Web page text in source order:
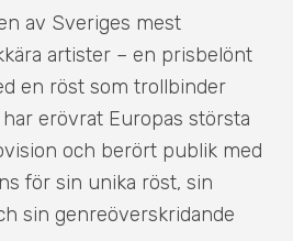
av Sveriges mest
artister – en prisbelönt
en röst som trollbinder
erövrat Europas största
och berört publik med
för sin unika röst, sin
sin genreöverskridande